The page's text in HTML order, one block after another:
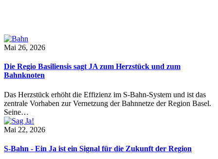
Mai 26, 2026
Die Regio Basiliensis sagt JA zum Herzstück und zum
Bahnknoten
Das Herzstück erhöht die Effizienz im S-Bahn-System und ist das
zentrale Vorhaben zur Vernetzung der Bahnnetze der Region Basel.
Seine…
Mai 22, 2026
S-Bahn - Ein Ja ist ein Signal für die Zukunft der Region